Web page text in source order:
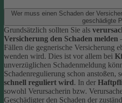
Wer muss einen Schaden der
geschädigte
Grundsätzlich sollten Sie als
Versicherung den Schaden melden
Fällen die gegnerische Versicherung
wenden wird. Dies ist vor allem bei
unverzüglichen Schadenmeldung
Schadenregulierung schon anstoßen,
schnell reguliert wird. In der
sowohl Verursacherin bzw.
Geschädigter den Schaden der